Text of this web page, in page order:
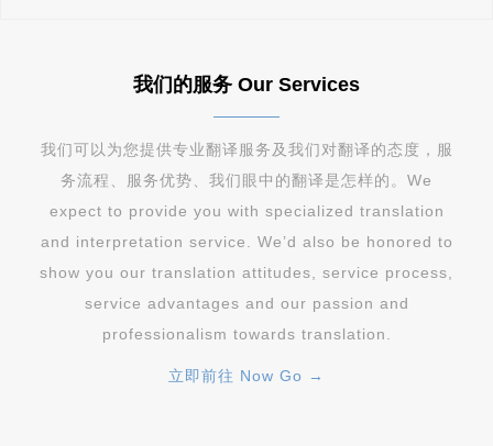
我们的服务 Our Services
我们可以为您提供专业翻译服务及我们对翻译的态度，服
务流程、服务优势、我们眼中的翻译是怎样的。We
expect to provide you with specialized translation
and interpretation service. We’d also be honored to
show you our translation attitudes, service process,
service advantages and our passion and
professionalism towards translation.
立即前往 Now Go →